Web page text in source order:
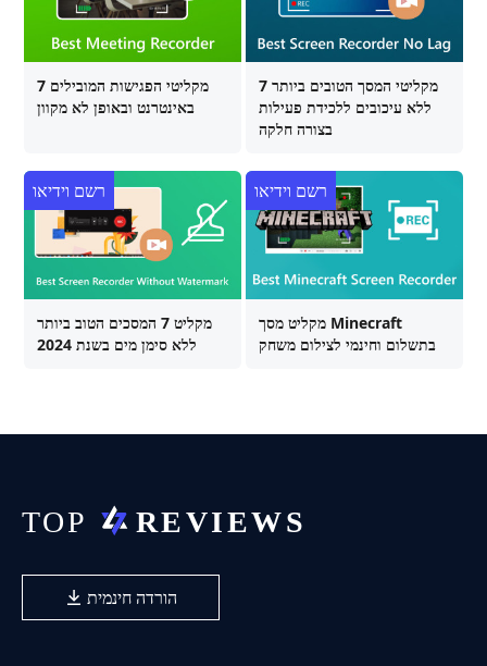
7 מקליטי הפגישות המובילים
באינטרנט ובאופן לא מקוון
7 מקליטי המסך הטובים ביותר
ללא עיכובים ללכידת פעילות
בצורה חלקה
מקליט 7 המסכים הטוב ביותר
ללא סימן מים בשנת 2024
רשם וידיאו
מקליט מסך Minecraft
בתשלום וחינמי לצילום משחק
רשם וידיאו
הורדה חינמית